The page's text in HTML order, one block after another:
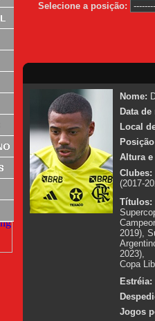
Selecione a posição:
Nome:
Data
Local
Altura
Clubes:
(2017-
Títulos:
2019),
2023),
Copa
Estréia:
Jogos